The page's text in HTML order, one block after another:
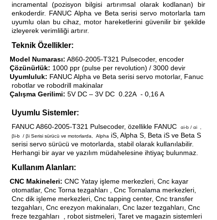
Membranı
PLG Encoder
incramental (pozisyon bilgisi artırımsal olarak kodlanan) bir
enkoderdir. FANUC Alpha ve Beta serisi servo motorlarla tam
uyumlu olan bu cihaz, motor hareketlerini güvenilir bir şekilde
izleyerek verimliliği artırır.
Teknik Özellikler:
Model Numarası: A860-2005-T321 Pulsecoder, encoder
Çözünürlük: 1000 ppr (pulse per revolution) / 3000 devir
Uyumluluk: FANUC Alpha ve Beta serisi servo motorlar, Fanuc
robotlar ve robodrill makinalar
Çalışma Gerilimi: 5V DC – 3V DC 0.22A - 0,16 A
Uyumlu Sistemler:
FANUC A860-2005-T321 Pulsecoder, özellikle FANUC αi-b / αi
βi-b / βi Serisi sürücü ve motorlarda, Alpha iS, Alpha S, Beta iS ve Beta S
serisi servo sürücü ve motorlarda, stabil olarak kullanılabilir.
Herhangi bir ayar ve yazılım müdahelesine ihtiyaç bulunmaz.
Kullanım Alanları:
CNC Makineleri: CNC Yatay işleme merkezleri, Cnc kayar
otomatlar, Cnc Torna tezgahları , Cnc Tornalama merkezleri,
Cnc dik işleme merkezleri, Cnc tapping center, Cnc transfer
tezgahları, Cnc erezyon makinaları, Cnc lazer tezgahları, Cnc
freze tezgahları
, robot sistmeleri, Taret ve magazin sistemleri